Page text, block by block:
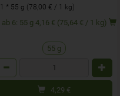
1 * 55 g (78,00 € / 1 kg)
ab 6: 55 g 4,16 € (75,64 € / 1 kg)
55 g
4,29 €